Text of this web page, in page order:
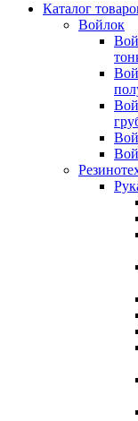
Каталог
Войлок